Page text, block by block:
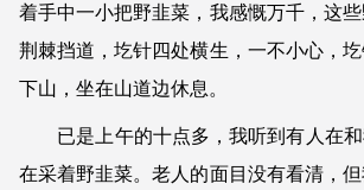
着手中一小把野韭菜，我感慨万千，这
荆棘挡道，圪针四处横生，一不小心，
下山，坐在山道边休息。
已是上午的十点多，我听到有人在和
在采着野韭菜。老人的面目没有看清，